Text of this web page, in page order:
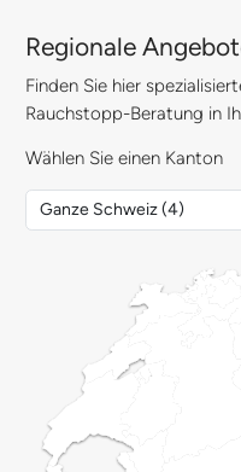
Regionale
Finden Sie hier
Rauchstopp-Beratung in
Wählen Sie einen Kanton